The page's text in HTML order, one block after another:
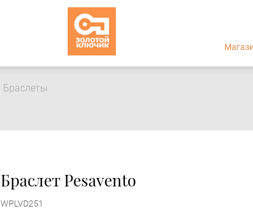
Браслеты
Браслет Pesavento
WPLVD251